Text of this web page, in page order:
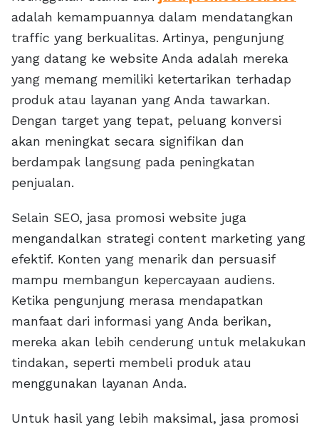
adalah kemampuannya dalam mendatangkan
traffic yang berkualitas. Artinya, pengunjung
yang datang ke website Anda adalah mereka
yang memang memiliki ketertarikan terhadap
produk atau layanan yang Anda tawarkan.
Dengan target yang tepat, peluang konversi
akan meningkat secara signifikan dan
berdampak langsung pada peningkatan
penjualan.
Selain SEO, jasa promosi website juga
mengandalkan strategi content marketing yang
efektif. Konten yang menarik dan persuasif
mampu membangun kepercayaan audiens.
Ketika pengunjung merasa mendapatkan
manfaat dari informasi yang Anda berikan,
mereka akan lebih cenderung untuk melakukan
tindakan, seperti membeli produk atau
menggunakan layanan Anda.
Untuk hasil yang lebih maksimal, jasa promosi